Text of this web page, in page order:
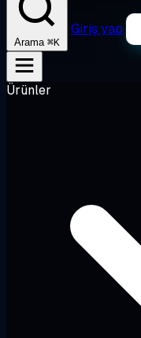
Arama ⌘K
Giriş yap
Ürünler